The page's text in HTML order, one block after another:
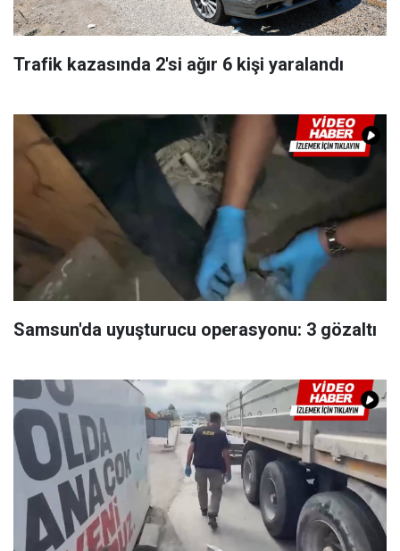
Trafik kazasında 2'si ağır 6 kişi yaralandı
Samsun'da uyuşturucu operasyonu: 3 gözaltı